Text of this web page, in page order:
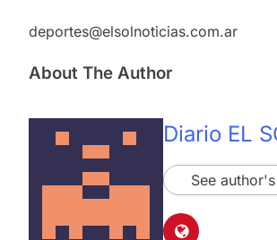
deportes@elsolnoticias.com.ar
About The Author
Diario EL
See